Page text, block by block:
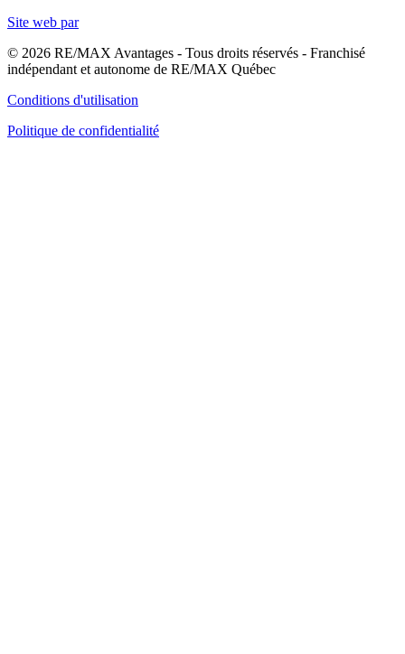
Site web par
© 2026 RE/MAX Avantages - Tous droits réservés - Franchisé
indépendant et autonome de RE/MAX Québec
Conditions d'utilisation
Politique de confidentialité